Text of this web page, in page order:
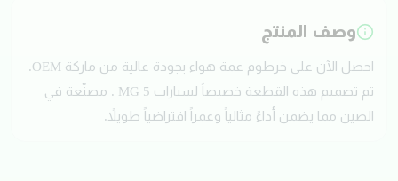
وصف المنتج
احصل الآن على خرطوم عمة هواء بجودة عالية من ماركة OEM.
تم تصميم هذه القطعة خصيصاً لسيارات MG 5 . مصنّعة في
الصين مما يضمن أداءً مثالياً وعمراً افتراضياً طويلاً.